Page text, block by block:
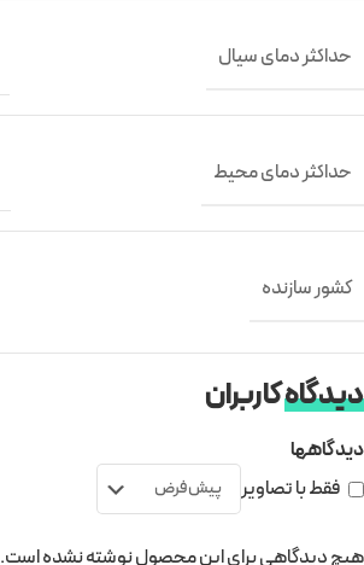
حداکثر دمای سیال
حداکثر دمای محیط
کشور سازنده
دیدگاهکاربران
دیدگاهها
فقط با تصاویر
هیچ دیدگاهی برای این محصول نوشته نشده است.